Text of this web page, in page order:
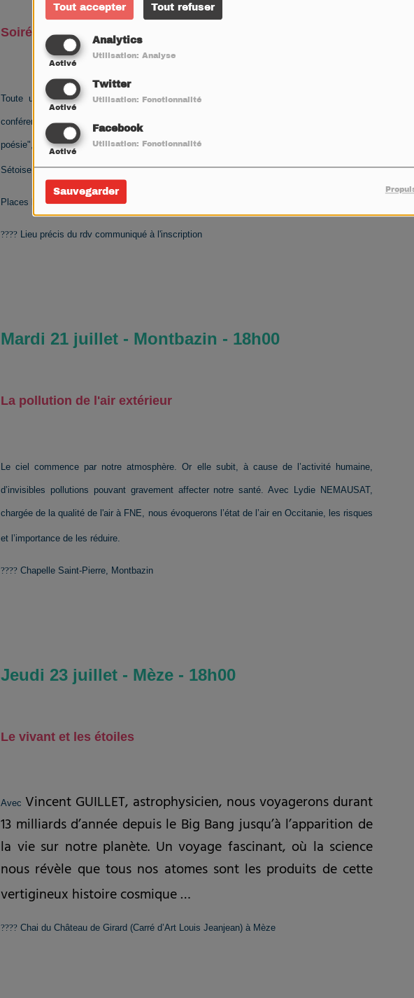
Tout accepter Tout refuser
Analytics
Activé
Utilisation: Analyse
Twitter
Activé
Utilisation: Fonctionnalité
Facebook
Activé
Utilisation: Fonctionnalité
Sauvegarder
Soirée découverte de la voûte céleste
Toute une soirée en garrigue sous les constellations et la Voie Lactée ! Après une
conférence de Pierre-Bernard TOUBOL sur "La lumière des astres, entre astronomie et
poésie", nous repérerons les principales constellations d’été guidés par l’Association
Sétoise d'Astronomie (ASAT).
Places limitées ! inscription :billetterie@festivaldethau.com
???? Lieu précis du rdv communiqué à l'inscription
Mardi 21 juillet - Montbazin - 18h00
La pollution de l'air extérieur
Le ciel commence par notre atmosphère. Or elle subit, à cause de l’activité humaine,
d’invisibles pollutions pouvant gravement affecter notre santé. Avec Lydie NEMAUSAT,
chargée de la qualité de l'air à FNE, nous évoquerons l’état de l’air en Occitanie, les risques
et l’importance de les réduire.
???? Chapelle Saint-Pierre, Montbazin
Jeudi 23 juillet - Mèze - 18h00
Le vivant et les étoiles
Avec Vincent GUILLET, astrophysicien, nous voyagerons durant
13 milliards d’année depuis le Big Bang jusqu’à l’apparition de
la vie sur notre planète. Un voyage fascinant, où la science
nous révèle que tous nos atomes sont les produits de cette
vertigineux histoire cosmique …
???? Chai du Château de Girard (Carré d’Art Louis Jeanjean) à Mèze